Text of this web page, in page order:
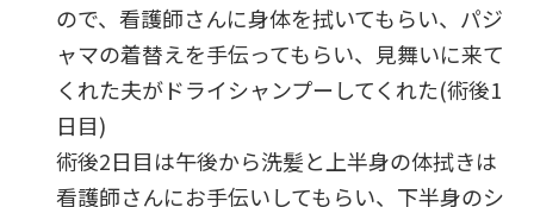
ので、看護師さんに身体を拭いてもらい、パジ
ャマの着替えを手伝ってもらい、見舞いに来て
くれた夫がドライシャンプーしてくれた(術後1
日目)
術後2日目は午後から洗髪と上半身の体拭きは
看護師さんにお手伝いしてもらい、下半身のシ